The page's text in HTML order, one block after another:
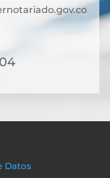
Datos